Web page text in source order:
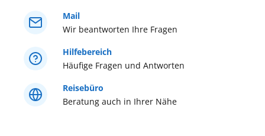
Häufige Fragen und Antworten
Hilfebereich
Wir beantworten Ihre Fragen
Mail
Beratung auch in Ihrer Nähe
Reisebüro